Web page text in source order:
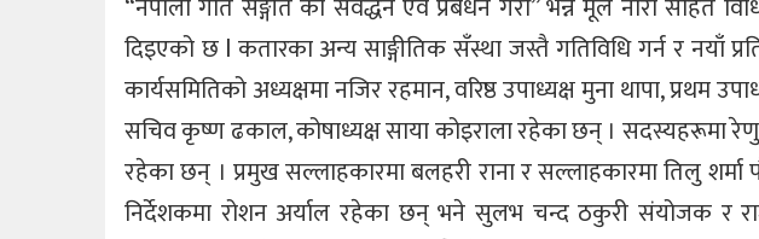
“नेपाली गीत सङ्गीत को संवर्द्धन एवं प्रर्बधन गरौँ” भन्ने मूल नारा सहित
दिइएको छ l कतारका अन्य साङ्गीतिक सँस्था जस्तै गतिविधि गर्न र नयाँ
कार्यसमितिको अध्यक्षमा नजिर रहमान, वरिष्ठ उपाध्यक्ष मुना थापा, प्रथम
सचिव कृष्ण ढकाल, कोषाध्यक्ष साया कोइराला रहेका छन् । सदस्यहरूमा रेणु
रहेका छन् । प्रमुख सल्लाहकारमा बलहरी राना र सल्लाहकारमा तिलु
निर्देशकमा रोशन अर्याल रहेका छन् भने सुलभ चन्द ठकुरी संयोजक